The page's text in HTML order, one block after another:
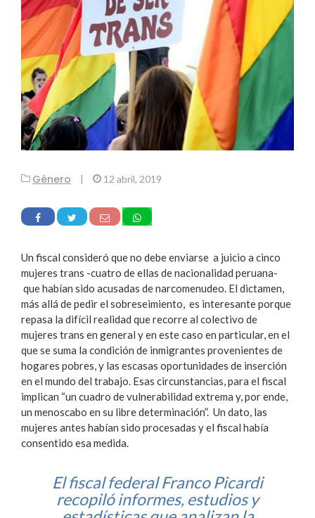
Género | 12 abril, 2019
Un fiscal consideró que no debe enviarse a juicio a cinco
mujeres trans -cuatro de ellas de nacionalidad peruana-
que habían sido acusadas de narcomenudeo. El dictamen,
más allá de pedir el sobreseimiento, es interesante porque
repasa la difícil realidad que recorre al colectivo de
mujeres trans en general y en este caso en particular, en el
que se suma la condición de inmigrantes provenientes de
hogares pobres, y las escasas oportunidades de inserción
en el mundo del trabajo. Esas circunstancias, para el fiscal
implican “un cuadro de vulnerabilidad extrema y, por ende,
un menoscabo en su libre determinación”. Un dato, las
mujeres antes habían sido procesadas y el fiscal había
consentido esa medida.
El fiscal federal Franco Picardi
recopiló informes, estudios y